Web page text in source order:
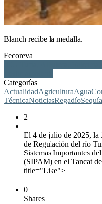
Blanch recibe la medalla.
Fecoreva
Categorías
ActualidadAgriculturaAgua
TécnicaNoticiasRegadíoSequía
2
El 4 de julio de 2025, la
de Regulación del río
Sistemas Importantes
(SIPAM) en el Tancat
title="Like">
0
Shares